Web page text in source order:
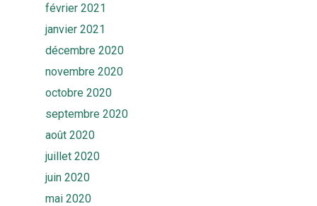
février 2021
janvier 2021
décembre 2020
novembre 2020
octobre 2020
septembre 2020
août 2020
juillet 2020
juin 2020
mai 2020